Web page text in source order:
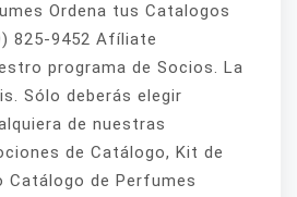
Ordena tus Catalogos
825-9452 Afíliate
programa de Socios. La
Sólo deberás elegir
de nuestras
de Catálogo, Kit de
Catálogo de Perfumes